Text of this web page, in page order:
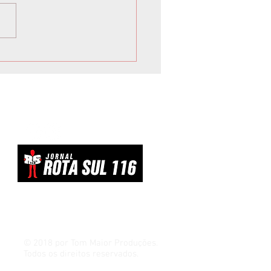
avalia resposta